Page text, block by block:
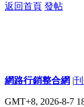
返回首頁 發帖
網路行銷整合網 |
GMT+8, 2026-8-7